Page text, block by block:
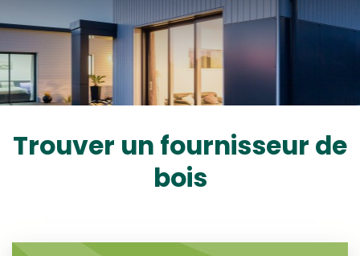
Trouver un fournisseur de
bois